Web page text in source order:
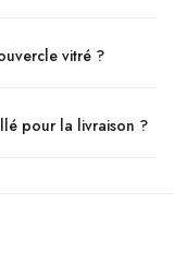
vitré ?
pour la livraison ?